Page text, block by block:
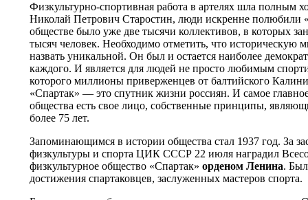
Физкультурно-спортивная работа в артелях шла полным
Николай Петрович Старостин, люди искренне полюбили
обществе было уже две тысячи коллективов, в которых
тысяч человек. Необходимо отметить, что историческую
назвать уникальной. Он был и остается наиболее
каждого. И является для людей не просто любимым
которого миллионы приверженцев от балтийского
«Спартак» — это спутник жизни россиян. И самое
общества есть свое лицо, собственные принципы,
более 75 лет.
Запоминающимся в истории общества стал 1937 год. За
физкультуры и спорта ЦИК СССР 22 июля наградил
физкультурное общество «Спартак» орденом Ленина.
достижения спартаковцев, заслуженных мастеров спорта.